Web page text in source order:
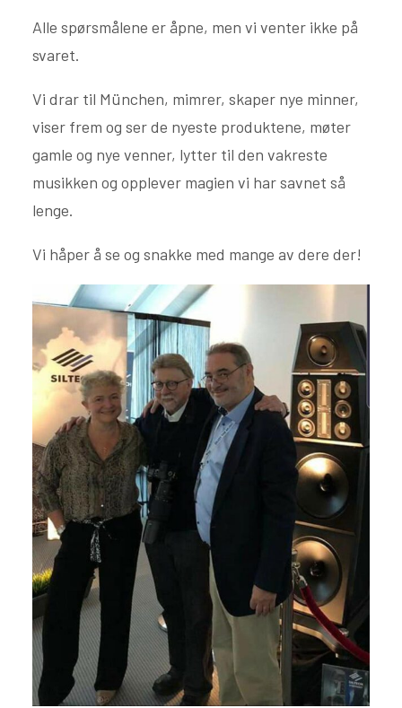
Alle spørsmålene er åpne, men vi venter ikke på
svaret.
Vi drar til München, mimrer, skaper nye minner,
viser frem og ser de nyeste produktene, møter
gamle og nye venner, lytter til den vakreste
musikken og opplever magien vi har savnet så
lenge.
Vi håper å se og snakke med mange av dere der!